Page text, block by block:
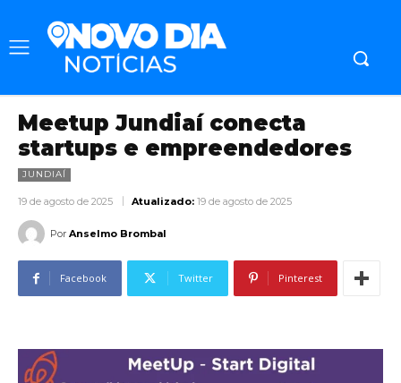
Meetup Jundiaí conecta
startups e empreendedores
JUNDIAÍ
19 de agosto de 2025 Atualizado: 19 de agosto de 2025
Por Anselmo Brombal
Facebook Twitter Pinterest